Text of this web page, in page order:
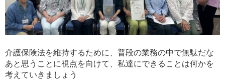
介護保険法を維持するために、普段の業務の中で無駄だな
あと思うことに視点を向けて、私達にできることは何かを
考えていきましょう